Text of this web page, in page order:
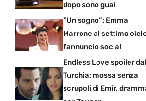
dopo sono guai
“Un sogno”: Emma
Marrone al settimo
l’annuncio social
Endless Love spoiler
Turchia: mossa senza
scrupoli di Emir,